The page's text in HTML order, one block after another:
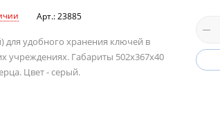
Арт.: 23885
удобного хранения ключей в
учреждениях. Габариты 502х367х40
Цвет - серый.